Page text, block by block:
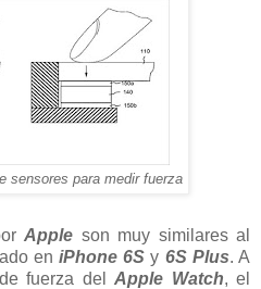
sensores para medir fuerza
Apple son muy similares al
eniPhone 6S y 6S Plus. A
fuerza del Apple Watch, el